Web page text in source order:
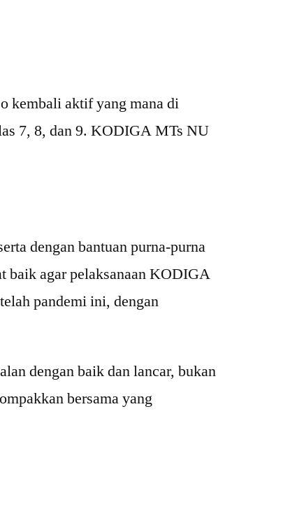
kembali aktif yang mana di
7, 8, dan 9. KODIGA MTs NU
dengan bantuan purna-purna
baik agar pelaksanaan KODIGA
pandemi ini, dengan
dengan baik dan lancar, bukan
bersama yang